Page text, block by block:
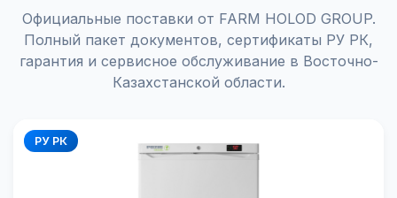
Официальные поставки от FARM HOLOD GROUP.
Полный пакет документов, сертификаты РУ РК,
гарантия и сервисное обслуживание в Восточно-
Казахстанской области.
РУ РК